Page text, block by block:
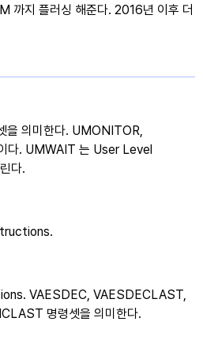
까지 플러싱 해준다. 2016년 이후 더
을 의미한다. UMONITOR,
다. UMWAIT 는 User Level
다.
VAESDEC, VAESDECLAST,
명령셋을 의미한다.